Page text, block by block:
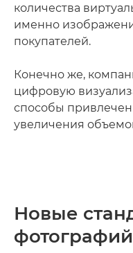
количества
именно
покупателей.
Конечно же,
цифровую
способы
увеличения
Новые
фотографий